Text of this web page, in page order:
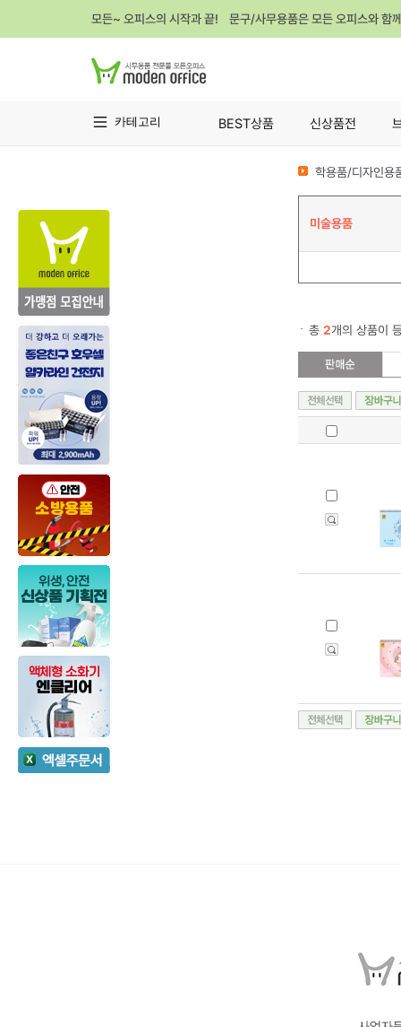
모든~ 오피스의 시작과 끝! 문구/사무용품은 모든 오피스와 함
카테고리 BEST상품 신상품전
학용품/디자인용
미술용품
총 2개의 상품이